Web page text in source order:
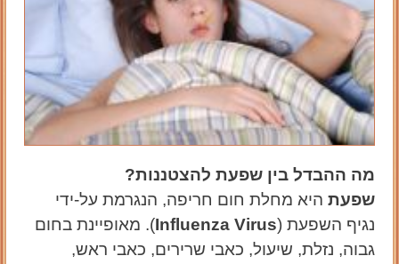
מה ההבדל בין שפעת להצטננות?
שפעת היא מחלת חום חריפה, הנגרמת על-ידי
נגיף השפעת (Influenza Virus). מאופיינת בחום
גבוה, נזלת, שיעול, כאבי שרירים, כאבי ראש,